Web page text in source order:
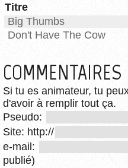
Titre
Big Thumbs
Don't Have The Cow
COMMENTAIRES
Si tu es animateur, tu
d'avoir à remplir tout ça.
Pseudo:
Site: http://
e-mail:
publié)